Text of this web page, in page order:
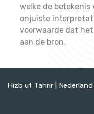
welke de betekenis
onjuiste
voorwaarde dat
aan de bron.
Hizb ut Tahrir | Nederland